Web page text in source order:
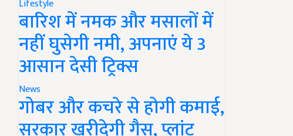
Lifestyle
बारिश में नमक और मसालों में
नहीं घुसेगी नमी, अपनाएं ये 3
आसान देसी ट्रिक्स
News
गोबर और कचरे से होगी कमाई,